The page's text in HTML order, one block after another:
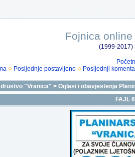
Fojnica
(1999-2017)
Posljednje postavljeno Posljednji
"Vranica" > Oglasi i obavjestenja
FAJL